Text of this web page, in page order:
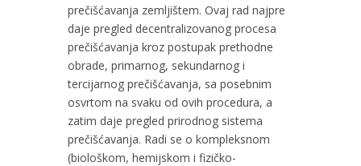
prečišćavanja zemljištem. Ovaj rad najpre
daje pregled decentralizovanog procesa
prečišćavanja kroz postupak prethodne
obrade, primarnog, sekundarnog i
tercijarnog prečišćavanja, sa posebnim
osvrtom na svaku od ovih procedura, a
zatim daje pregled prirodnog sistema
prečišćavanja. Radi se o kompleksnom
(biološkom, hemijskom i fizičko-